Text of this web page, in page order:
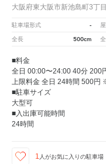
大阪府東大阪市新池島町3丁
駐車場形式 -
全長 500cm
■料金
全日 00:00〜24:00 40分 200
上限料金 全日 24時間 500
■駐車サイズ
大型可
■入出庫可能時間
24時間
1 人がお気に入りの駐車場